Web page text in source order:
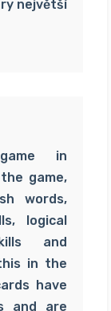
největší
in
game,
words,
logical
and
in the
have
and are